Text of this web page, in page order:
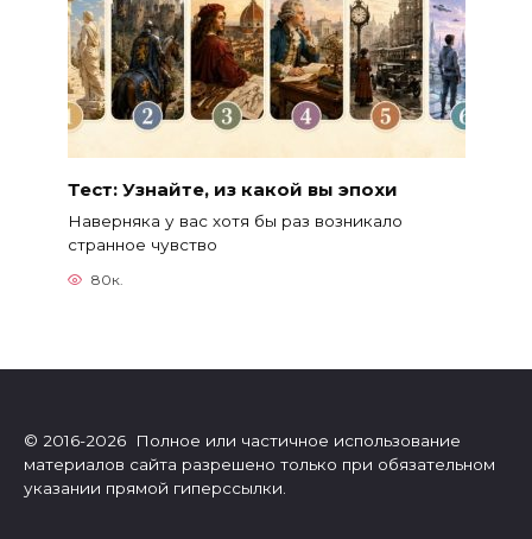
Тест: Узнайте, из какой вы эпохи
Наверняка у вас хотя бы раз возникало
странное чувство
80к.
© 2016-2026 Полное или частичное использование
материалов сайта разрешено только при обязательном
указании прямой гиперссылки.